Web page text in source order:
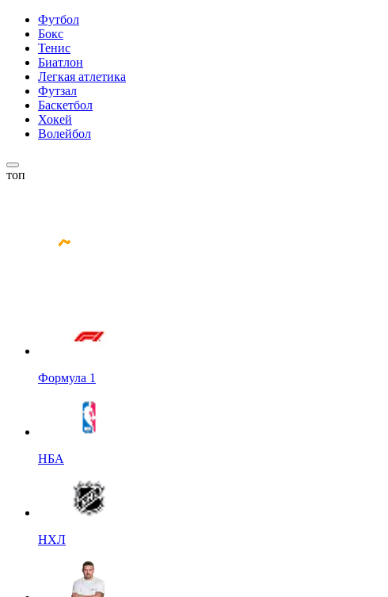
Футбол
Бокс
Тенис
Биатлон
Легкая атлетика
Футзал
Баскетбол
Хокей
Волейбол
топ
Формула 1
НБА
НХЛ